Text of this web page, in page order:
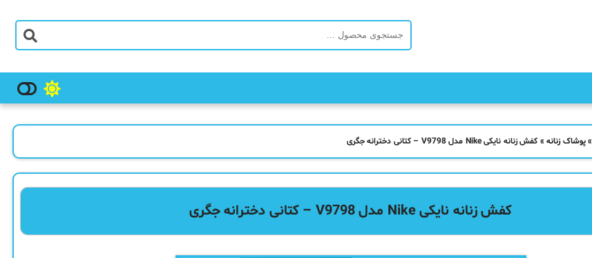
»پوشاک زنانه » کفش زنانه نایکی Nike مدل V9798 – کتانی دخترانه جگری
کفش زنانه نایکی Nike مدل V9798 – کتانی دخترانه جگری